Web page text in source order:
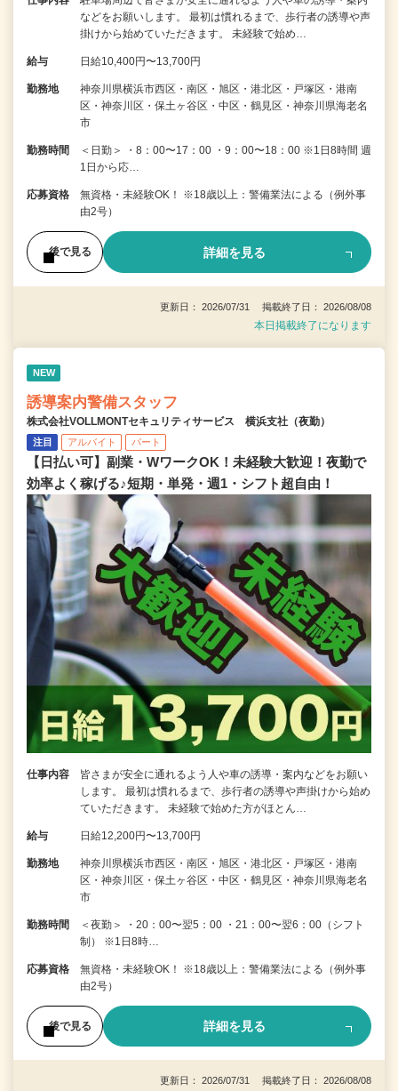
などをお願いします。 最初は慣れるまで、歩行者の誘導や声
掛けから始めていただきます。 未経験で始め…
給与 日給10,400円〜13,700円
勤務地
神奈川県横浜市西区・南区・旭区・港北区・戸塚区・港南
区・神奈川区・保土ヶ谷区・中区・鶴見区・神奈川県海老名
市
勤務時間
＜日勤＞ ・8：00〜17：00 ・9：00〜18：00 ※1日8時間 週
1日から応…
応募資格
無資格・未経験OK！ ※18歳以上：警備業法による（例外事
由2号）
後で見る 詳細を見る
更新日： 2026/07/31 掲載終了日： 2026/08/08
本日掲載終了になります
NEW
誘導案内警備スタッフ
株式会社VOLLMONTセキュリティサービス 横浜支社（夜勤）
注目 アルバイト パート
【日払い可】副業・WワークOK！未経験大歓迎！夜勤で
効率よく稼げる♪短期・単発・週1・シフト超自由！
仕事内容
皆さまが安全に通れるよう人や車の誘導・案内などをお願い
します。 最初は慣れるまで、歩行者の誘導や声掛けから始め
ていただきます。 未経験で始めた方がほとん…
給与 日給12,200円〜13,700円
勤務地
神奈川県横浜市西区・南区・旭区・港北区・戸塚区・港南
区・神奈川区・保土ヶ谷区・中区・鶴見区・神奈川県海老名
市
勤務時間
＜夜勤＞ ・20：00〜翌5：00 ・21：00〜翌6：00（シフト
制） ※1日8時…
応募資格
無資格・未経験OK！ ※18歳以上：警備業法による（例外事
由2号）
後で見る 詳細を見る
更新日： 2026/07/31 掲載終了日： 2026/08/08